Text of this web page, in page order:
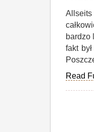
bardzo
fakt
Read